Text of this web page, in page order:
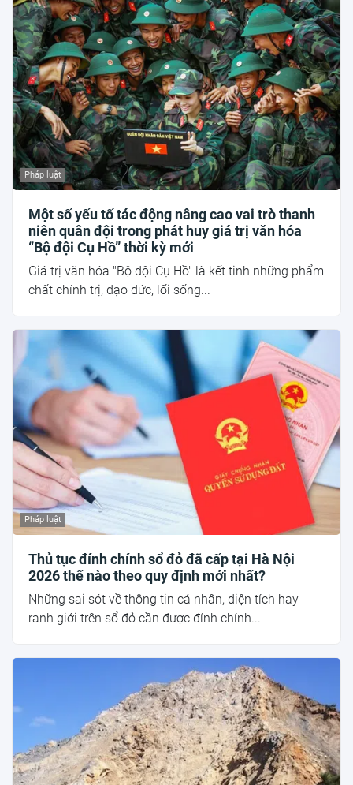
Pháp luật
Một số yếu tố tác động nâng cao vai trò thanh
niên quân đội trong phát huy giá trị văn hóa
“Bộ đội Cụ Hồ” thời kỳ mới
Giá trị văn hóa "Bộ đội Cụ Hồ" là kết tinh những phẩm
chất chính trị, đạo đức, lối sống...
Pháp luật
Thủ tục đính chính sổ đỏ đã cấp tại Hà Nội
2026 thế nào theo quy định mới nhất?
Những sai sót về thông tin cá nhân, diện tích hay
ranh giới trên sổ đỏ cần được đính chính...